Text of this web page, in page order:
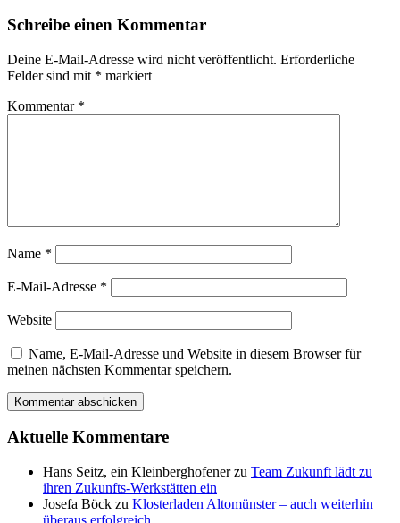
Schreibe einen Kommentar
Deine E-Mail-Adresse wird nicht veröffentlicht. Erforderliche
Felder sind mit * markiert
Kommentar *
Name *
E-Mail-Adresse *
Website
Name, E-Mail-Adresse und Website in diesem Browser für
meinen nächsten Kommentar speichern.
Aktuelle Kommentare
Hans Seitz, ein Kleinberghofenerzu Team Zukunft lädt zu
ihren Zukunfts-Werkstätten ein
Josefa Böck zu Klosterladen Altomünster – auch weiterhin